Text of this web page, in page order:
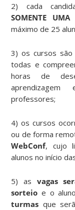
2) cada
SOMENTE UMA
máximo de 25
3) os cursos
todas e
horas de
aprendizagem
professores;
4) os cursos
ou de forma
WebConf, cujo
alunos no início
5) as vagas
sorteio e o
turmas que